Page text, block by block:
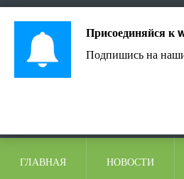
ГЛАВНАЯ НОВОСТИ
Присоединяйся к
Подпишись на